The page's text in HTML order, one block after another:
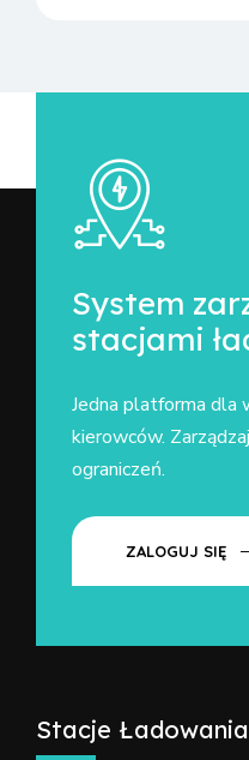
System
stacjami
Jedna platforma dla
kierowców.
ograniczeń.
ZALOGUJ SIĘ
Stacje Ładowania